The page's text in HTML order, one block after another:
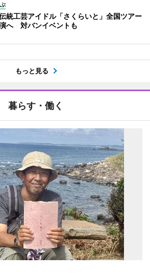
統工芸アイドル「さくらいと」全国ツアー
へ 対バンイベントも
もっと見る
暮らす・働く